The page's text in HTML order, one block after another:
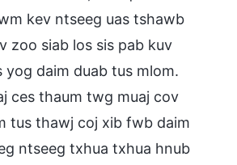
kev ntseeg uas tshawb
zoo siab los sis pab kuv
yog daim duab tus mlom.
ces thaum twg muaj cov
tus thawj coj xib fwb daim
ntseeg txhua txhua hnub